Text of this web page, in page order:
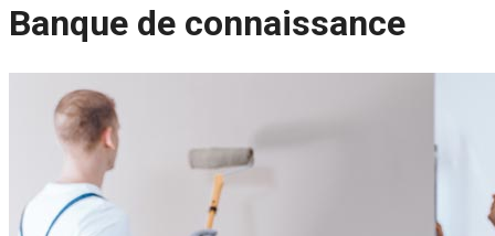
Banque de connaissance